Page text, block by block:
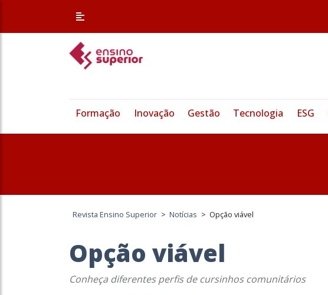
Formação Inovação Gestão Tecnologia ESG
Revista Ensino Superior > Notícias > Opção viável
Opção viável
Conheça diferentes perfis de cursinhos comunitários